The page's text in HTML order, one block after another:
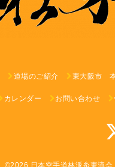
道場のご紹介 東大阪市
カレンダー お問い合わせ